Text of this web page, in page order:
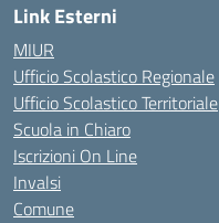
Link Esterni
MIUR
Ufficio Scolastico Regionale
Ufficio Scolastico Territoriale
Scuola in Chiaro
Iscrizioni On Line
Invalsi
Comune